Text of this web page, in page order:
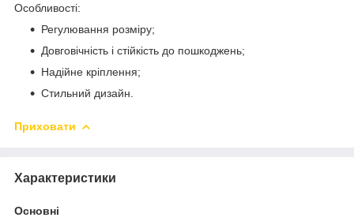
Особливості:
Регулювання розміру;
Довговічність і стійкість до пошкоджень;
Надійне кріплення;
Стильний дизайн.
Приховати
Характеристики
Основні